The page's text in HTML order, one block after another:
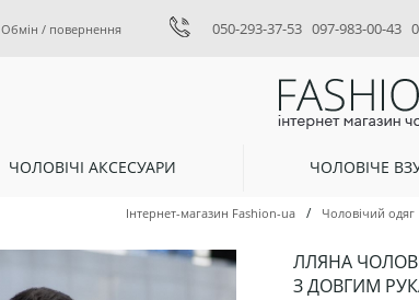
Обмін / повернення 050-293-37-53 097-983-00-43
ЧОЛОВІЧІ АКСЕСУАРИ ЧОЛОВІЧЕ
Інтернет-магазин Fashion-ua / Чоловічий одяг
ЛЛЯНА
З ДОВГИМ